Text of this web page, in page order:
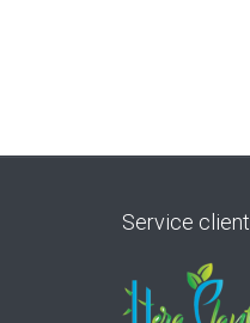
Service client